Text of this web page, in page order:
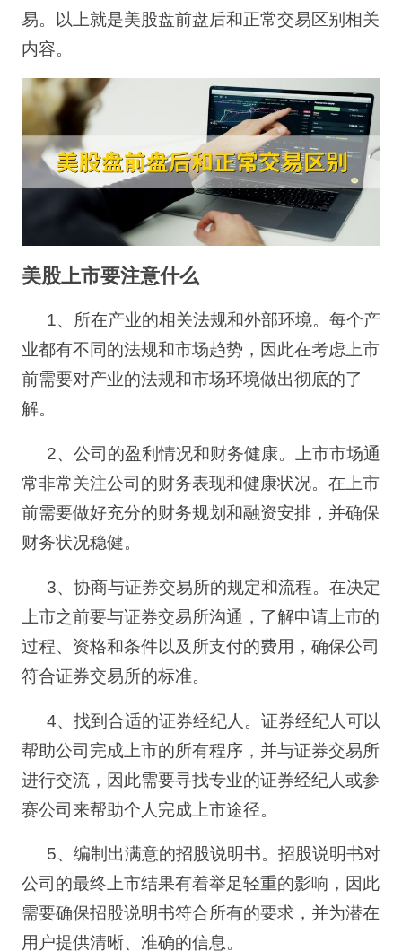
易。以上就是美股盘前盘后和正常交易区别相关
内容。
美股上市要注意什么
1、所在产业的相关法规和外部环境。每个产
业都有不同的法规和市场趋势，因此在考虑上市
前需要对产业的法规和市场环境做出彻底的了
解。
2、公司的盈利情况和财务健康。上市市场通
常非常关注公司的财务表现和健康状况。在上市
前需要做好充分的财务规划和融资安排，并确保
财务状况稳健。
3、协商与证券交易所的规定和流程。在决定
上市之前要与证券交易所沟通，了解申请上市的
过程、资格和条件以及所支付的费用，确保公司
符合证券交易所的标准。
4、找到合适的证券经纪人。证券经纪人可以
帮助公司完成上市的所有程序，并与证券交易所
进行交流，因此需要寻找专业的证券经纪人或参
赛公司来帮助个人完成上市途径。
5、编制出满意的招股说明书。招股说明书对
公司的最终上市结果有着举足轻重的影响，因此
需要确保招股说明书符合所有的要求，并为潜在
用户提供清晰、准确的信息。